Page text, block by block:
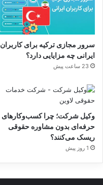
سرور مجازی ترکیه برای کاربران
ایرانی چه مزایایی دارد؟
23 ساعت پیش
وکیل شرکت؛ چرا کسب‌وکارهای
حرفه‌ای بدون مشاوره حقوقی
ریسک می‌کنند؟
1 روز پیش